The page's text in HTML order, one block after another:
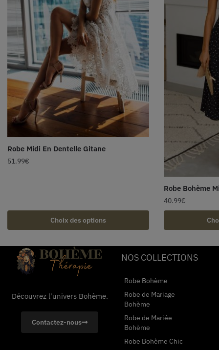
Robe Midi En Dentelle Gitane
51.99€
Choix des options
Robe Bohème
40.99€
Découvrez l'univers Bohème.
Contactez-nous
NOS COLLECTIONS
Robe Bohème
Robe de Mariage
Bohème
Robe de Mariée
Bohème
Robe Bohème Chic